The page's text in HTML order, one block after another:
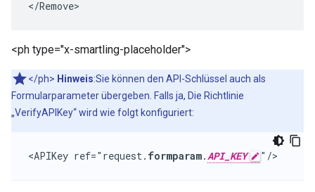
<ph type="x-smartling-placeholder">
</ph> Hinweis:Sie können den API-Schlüssel auch als
Formularparameter übergeben. Falls ja, Die Richtlinie
„VerifyAPIKey“ wird wie folgt konfiguriert:
<APIKey ref="request. formparam.API_KEY "/>